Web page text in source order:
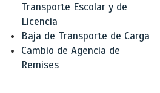
Transporte Escolar y de
Licencia
Baja de Transporte de Carga
Cambio de Agencia de
Remises